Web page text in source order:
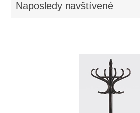
Naposledy navštívené